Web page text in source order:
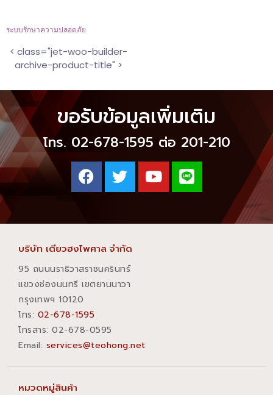
ระบบรักษาความปลอดภัย
< class="jet-woo-builder-
archive-product-title" >
ขอรับข้อมูลเพิ่มเติม
โทร. 02-678-1595 ต่อ 201-210
บริษัท เตียวฮงไพศาล จำกัด
95 ถนนนราธิวาสราชนครินทร์
แขวงช่องนนทรี เขตยานนาวา
กรุงเทพฯ 10120
โทร: 02-678-1595
โทรสาร:​ 02-678-0595
Email: services@teohong.net
หมวดหมู่สินค้า